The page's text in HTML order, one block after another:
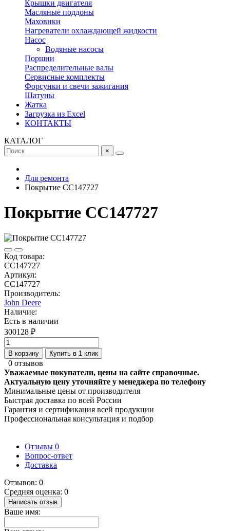
Крышки двигателя
Масляные поддоны
Маховики
Нагреватели охлаждающей жидкости
Насос
Водяные насосы
Поршни
Распределительные валы
Сервисные комплекты
Форсунки и свечи зажигания
Шатуны
Жатка
Загрузка из Excel
КОНТАКТЫ
КАТАЛОГ
×
Для ремонта
Покрытие CC147727
Покрытие CC147727
Код товара:
CC147727
Артикул:
CC147727
Производитель:
John Deere
Наличие:
Есть в наличии
300128 ₽
В корзину Купить в 1 клик
0 отзывов
Уважаемые покупатели, цены на сайте справочные.
Актуальную цену уточняйте у менеджера по телефону
Минимальные цены от производителя
Быстрая доставка по всей России
Гарантия и сертификация всей продукции
Профессиональная консультация и подбор
Отзывы 0
Вопрос-ответ
Доставка
Отзывов: 0
Средняя оценка: 0
Написать отзыв
Ваше имя: